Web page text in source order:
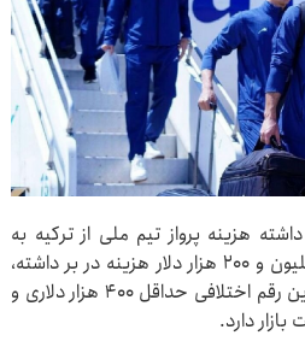
هزینه پرواز تیم ملی از ترکیه به
مکزیک به صورت چارتر یک میلیون و ۲۰۰ هزار دلار هزینه در بر داشته،
بررسی‌ها حاکی از آن است که این رقم اختلافی حداقل ۴۰۰ هزار دلاری و